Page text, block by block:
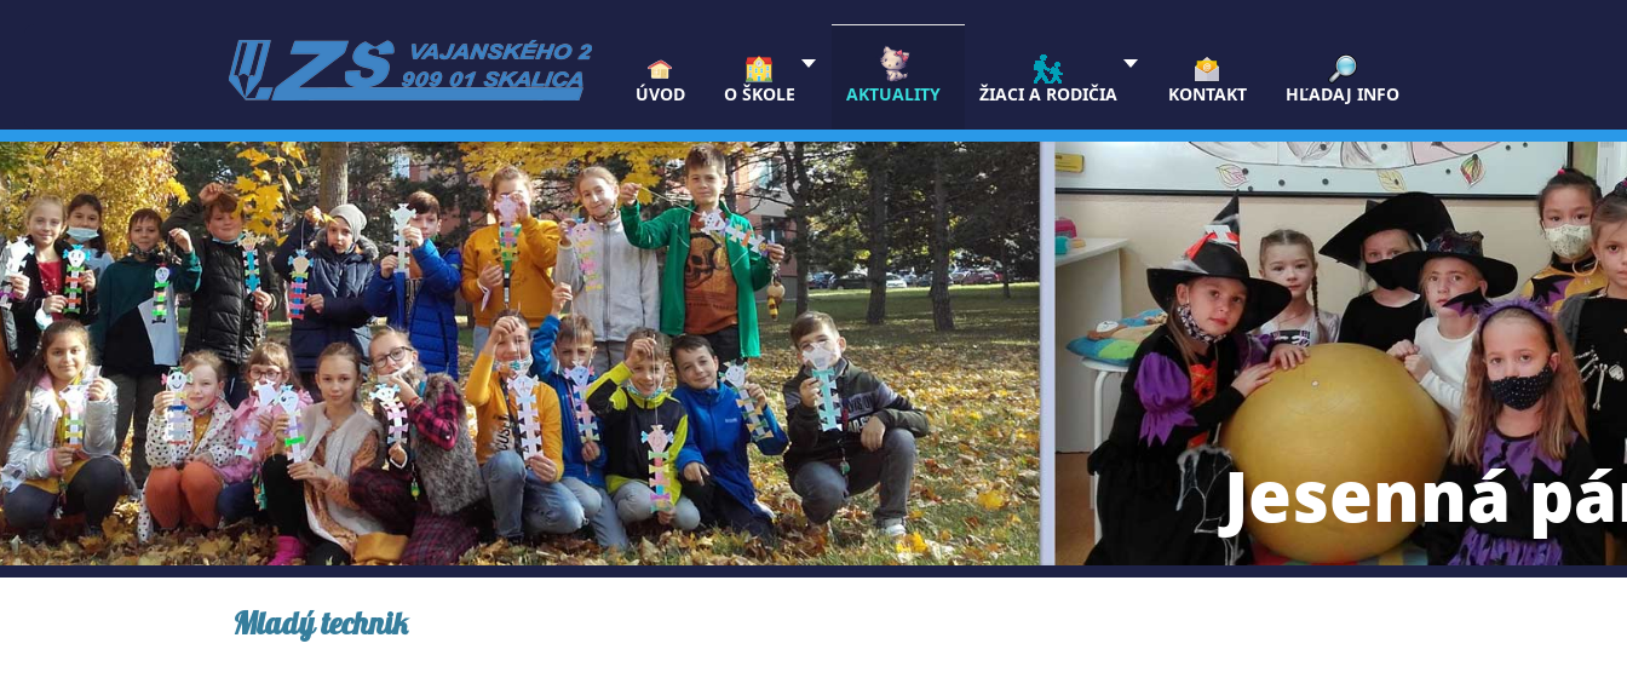
ÚVOD O ŠKOLE AKTUALITY ŽIACI A RODIČIA KONTAKT HĽADAJ INFO
Jesenná
Mladý technik